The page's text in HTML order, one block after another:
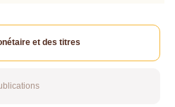
et des titres